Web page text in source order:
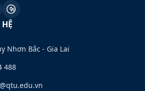
Nhơn Bắc - Gia Lai
488